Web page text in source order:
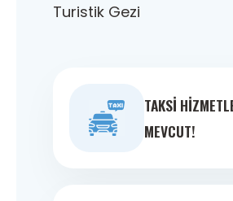
Turistik Gezi
TAKSI
MEVCUT!